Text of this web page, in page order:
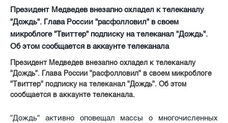
Президент Медведев внезапно охладел к телеканалу
"Дождь". Глава России "расфолловил" в своем
микроблоге "Твиттер" подписку на телеканал "Дождь".
Об этом сообщается в аккаунте телеканала
Президент Медведев внезапно охладел к телеканалу
"Дождь". Глава России "расфолловил" в своем микроблоге
"Твиттер" подписку на телеканал "Дождь". Об этом
сообщается в аккаунте телеканала.
"Дождь" активно оповещал массы о многочисленных